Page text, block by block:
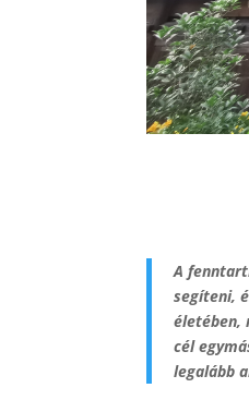
A
segíteni,
életében,
cél
legalább